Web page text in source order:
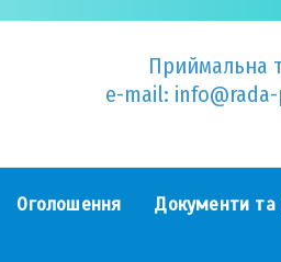
Приймальна
e-mail:
Оголошення Документи та